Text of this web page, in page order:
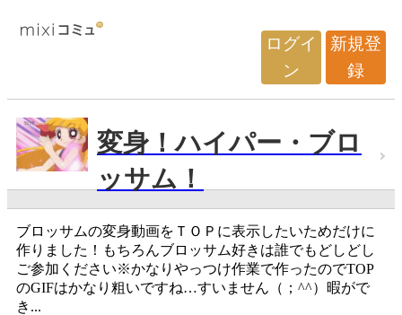
ログイ
ン
新規登
録
変身！ハイパー・ブロ
ッサム！
ブロッサムの変身動画をＴＯＰに表示したいためだけに
作りました！もちろんブロッサム好きは誰でもどしどし
ご参加ください※かなりやっつけ作業で作ったのでTOP
のGIFはかなり粗いですね…すいません（；^^）暇がで
き...